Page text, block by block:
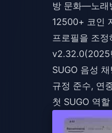
방 문화—노래
12500+ 코인
프로필을 조
v2.32.0(2025
SUGO 음성
규정 준수, 연
첫 SUGO 역